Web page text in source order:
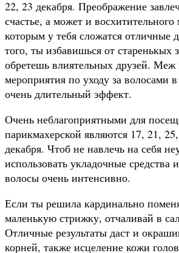
22, 23 декабря. Преображение
счастье, а может и
которым у тебя сложатся отличные
того, ты избавишься от старенькых
обретешь влиятельных друзей.
мероприятия по уходу за волосами
очень длительный эффект.
Очень неблагоприятными для
парикмахерской являются 17, 21,
декабря. Чтоб не навлечь на себя
использовать укладочные средства
волосы очень интенсивно.
Если ты решила кардинально
маленькую стрижку, отчаливай в
Отличные результаты даст и
корней, также исцеление кожи